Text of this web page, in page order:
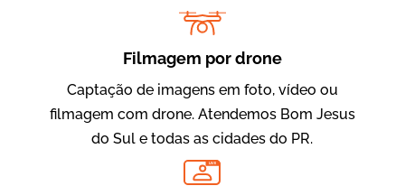
Evolucional
Filmagem por drone
Captação de imagens em foto, vídeo ou
filmagem com drone. Atendemos Bom Jesus
do Sul e todas as cidades do PR.
LIVE